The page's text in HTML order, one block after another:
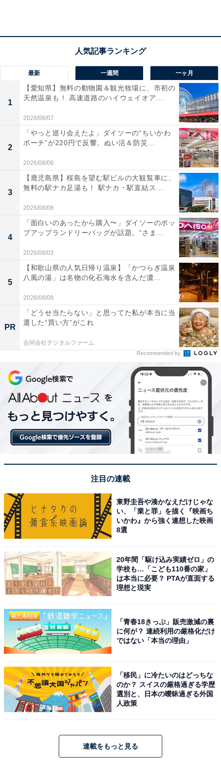
店内で作られるシャルキュトリーは常時20種類を用意。画像は「シャルキ
ュトリー盛り合わせ Large（ディナータイム、5名以上向け、3500円税
込）」（画像提供：サンクトガーレン）
店名は「食肉加工所（Butchers）とベーカリー
（Bakery）を併設したビア（Beer）レストラン」を表し
ている。食肉加工所、ベーカリーのどちらか一方が併設
されたビアレストランはこれまでにもあったが、両方併
設されたビアレストランは日本初（同社調べ）となる。
店にはパン職人、シャルキュティエ（＝食肉加工職人）
が常駐し、すべて自家製にこだわる。肉はサンクトガー
レンの麦芽粕を食べて育った地元・あつぎ豚などを塊の
まま仕入れ、店内で加工・熟成までを行う。
フルオープンキッチンで、パンを焼いているところ、ソ
ーセージなどのシャルキュトリー（＝食肉加工品）製造
の工程、生ハムやサラミのエイジング（熟成）の様子
を、客席から眺めることができる。
モーニング、ランチ、ディナーと時間帯によって
モーニングタイムには焼き立ての総菜パンなどが楽しめる（画像提供：サン
最新 一週間 一ヶ月
1
【愛知県】無料の動物園＆観光牧場に、市初の
天然温泉も！ 高速道路のハイウェイオア...
2026/08/07
2
「やっと巡り会えたよ」ダイソーの“ちいかわ
ポーチ”が220円で反響。ぬい活＆防災...
2026/08/06
3
【鹿児島県】桜島を望む駅ビルの大観覧車に、
無料の駅ナカ足湯も！ 駅ナカ・駅直結ス...
2026/08/08
4
「面白いのあったから購入〜」ダイソーのポッ
プアップランドリーバッグが話題。“さま...
2026/08/03
5
【和歌山県の人気日帰り温泉】「かつらぎ温泉
八風の湯」は名物の化石海水を含んだ濃...
2026/08/08
PR
「どうせ当たらない」と思ってた私が本当に当
選した“買い方”がこれ
合同会社デジタルファーム
Recommended by
注目の連載
東野圭吾や湊かなえだけじゃな
い、「業と罪」を描く『映画ち
いかわ』から強く連想した映画
8選
20年間「駆け込み実績ゼロ」の
学校も…「こども110番の家」
は本当に必要？ PTAが直面する
理想と現実
「青春18きっぷ」販売激減の裏
に何が？ 連続利用の厳格化だけ
ではない「本当の理由」
「移民」に冷たいのはどっちな
のか？ スイスの厳格過ぎる学歴
選別と、日本の曖昧過ぎる外国
人政策
連載をもっと見る